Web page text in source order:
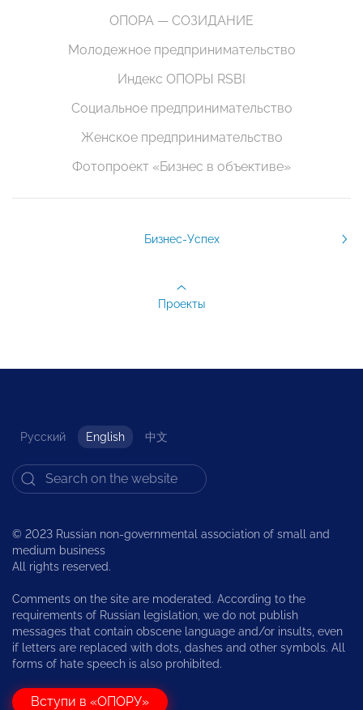
ОПОРА — СОЗИДАНИЕ
Молодежное предпринимательство
Индекс ОПОРЫ RSBI
Социальное предпринимательство
Женское предпринимательство
Фотопроект «Бизнес в объективе»
Бизнес-Успех
Проекты
Русский English 中文
© 2023 Russian non-governmental association of small and
medium business
All rights reserved.
Comments on the site are moderated. According to the
requirements of Russian legislation, we do not publish
messages that contain obscene language and/or insults, even
if letters are replaced with dots, dashes and other symbols. All
forms of hate speech is also prohibited.
Вступи в «ОПОРУ»